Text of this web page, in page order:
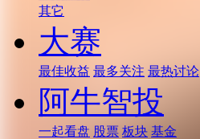
其它
大赛
最佳收益 最多关注 最热讨论
阿牛智投
一起看盘 股票 板块 基金